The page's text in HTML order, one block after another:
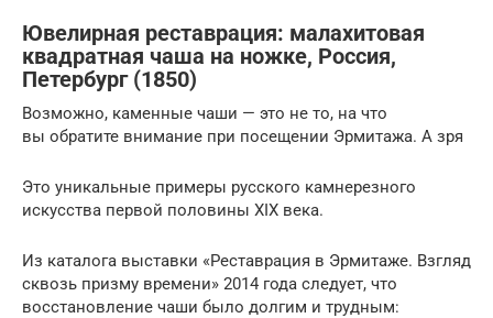
Ювелирная реставрация: малахитовая
квадратная чаша на ножке, Россия,
Петербург (1850)
Возможно, каменные чаши — это не то, на что
вы обратите внимание при посещении Эрмитажа. А зря
Это уникальные примеры русского камнерезного
искусства первой половины XIX века.
Из каталога выставки «Реставрация в Эрмитаже. Взгляд
сквозь призму времени» 2014 года следует, что
восстановление чаши было долгим и трудным: